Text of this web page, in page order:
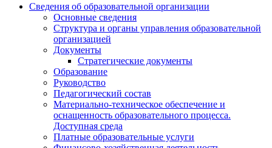
Сведения об образовательной организации
Основные сведения
Структура и органы управления образовательной
организацией
Документы
Стратегические документы
Образование
Руководство
Педагогический состав
Материально-техническое обеспечение и
оснащенность образовательного процесса.
Доступная среда
Платные образовательные услуги